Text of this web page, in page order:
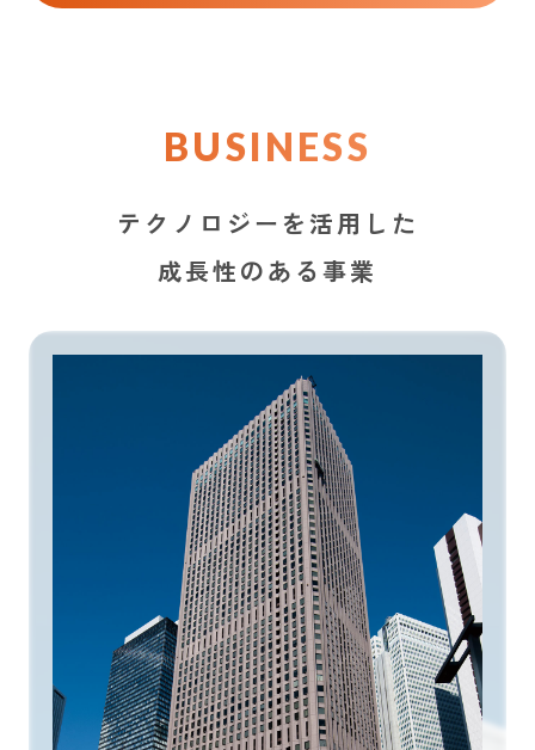
BUSINESS
テクノロジーを活用した
成長性のある事業